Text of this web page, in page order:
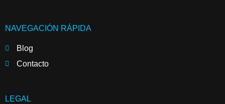
NAVEGACIÓN RÁPIDA
Blog
Contacto
LEGAL